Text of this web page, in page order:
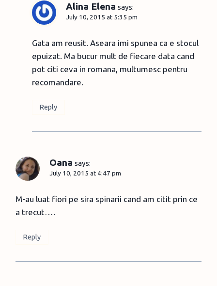
Alina Elena says:
July 10, 2015 at 5:35 pm
Gata am reusit. Aseara imi spunea ca e stocul
epuizat. Ma bucur mult de fiecare data cand
pot citi ceva in romana, multumesc pentru
recomandare.
Reply
Oana says:
July 10, 2015 at 4:47 pm
M-au luat fiori pe sira spinarii cand am citit prin ce
a trecut….
Reply